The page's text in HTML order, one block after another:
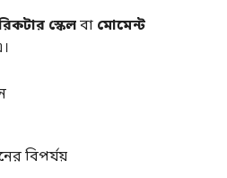
স্কেলবা মোমেন্ট
বিপর্যয়